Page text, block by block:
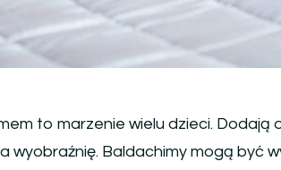
to marzenie wielu dzieci.
wyobraźnię. Baldachimy mogą być